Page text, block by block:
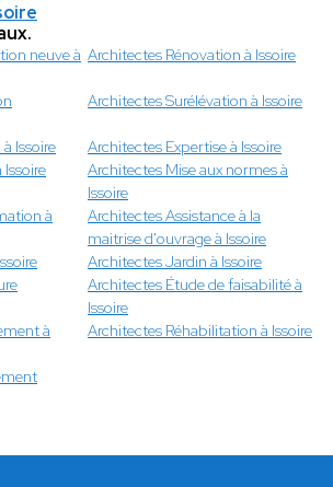
neuve à Architectes Rénovation à Issoire
Architectes Surélévation à Issoire
Issoire
Architectes Expertise à Issoire
Issoire
Architectes Mise aux normes à
Issoire
à
Architectes Assistance à la
maitrise d'ouvrage à Issoire
Architectes Jardin à Issoire
Architectes Étude de faisabilité à
Issoire
à
Architectes Réhabilitation à Issoire